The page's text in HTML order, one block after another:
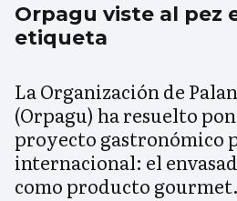
Orpagu viste al pez
etiqueta
La Organización de
(Orpagu) ha resuelto
proyecto gastronómico
internacional: el
como producto gourmet.